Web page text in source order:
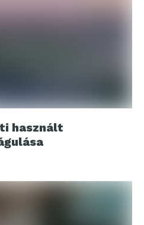
használt